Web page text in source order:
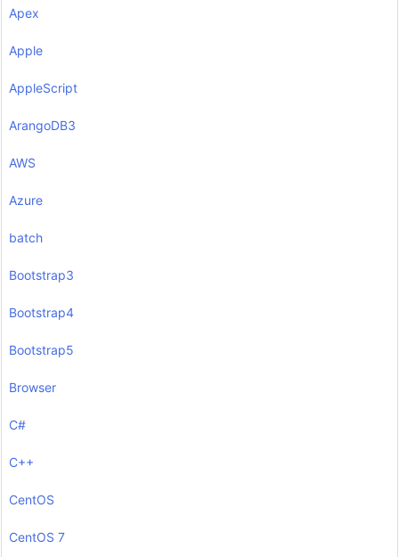
Apex
Apple
AppleScript
ArangoDB3
AWS
Azure
batch
Bootstrap3
Bootstrap4
Bootstrap5
Browser
C#
C++
CentOS
CentOS 7